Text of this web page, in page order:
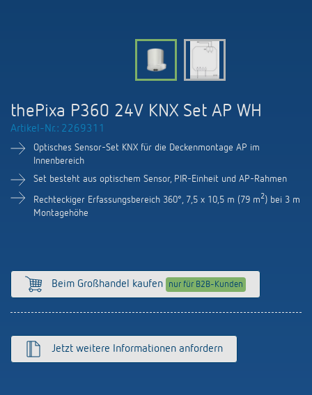
Apps
Referenzen
HEMS
Konformitätserklärungen
Nachhaltigkeit
Engagement
Design
Historie
Vertrieb Deutschland
Vertrieb Weltweit
Ansprechpartner OEM
LUXORliving
thePixa P360 24V KNX Set AP WH
Artikel-Nr.: 2269311
Optisches Sensor-Set KNX für die Deckenmontage AP im
Innenbereich
Set besteht aus optischem Sensor, PIR-Einheit und AP-Rahmen
Rechteckiger Erfassungsbereich 360°, 7,5 x 10,5 m (79 m2) bei 3 m
Montagehöhe
Beim Großhandel kaufen nur für B2B-Kunden
Jetzt weitere Informationen anfordern